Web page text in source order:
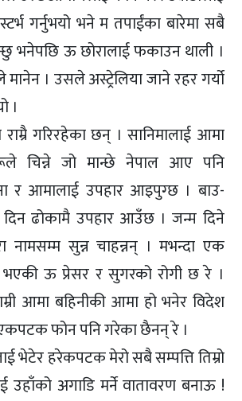
गर्नुभयो भने म तपाईंका बारेमा सबै
भनेपछि ऊ छोरालाई फकाउन थाली ।
मानेन । उसले अस्ट्रेलिया जाने रहर गर्यो
।
गरिरहेका छन् । सानिमालाई आमा
चिन्ने जो मान्छे नेपाल आए पनि
र आमालाई उपहार आइपुग्छ । बाउ-
ढोकामै उपहार आउँछ । जन्म दिने
नामसम्म सुन्न चाहन्नन् । मभन्दा एक
ऊ प्रेसर र सुगरको रोगी छ रे ।
आमा बहिनीकी आमा हो भनेर विदेश
फोन पनि गरेका छैनन् रे ।
भेटेर हरेकपटक मेरो सबै सम्पत्ति तिम्रो
उहाँको अगाडि मर्ने वातावरण बनाऊ !